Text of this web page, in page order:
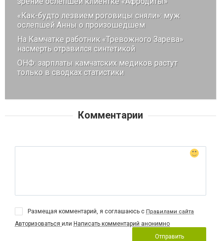
«Как-будто лезвием роговицы сняли»: муж
ослепшей Анны о произошедшем
На Камчатке работник «Тревожного Зарева»
насмерть отравился синтетикой
ОНФ: зарплаты камчатских медиков растут
только в сводках статистики
Комментарии
Размещая комментарий, я соглашаюсь с Правилами сайта
Авторизоваться или Написать комментарий анонимно
Отправить